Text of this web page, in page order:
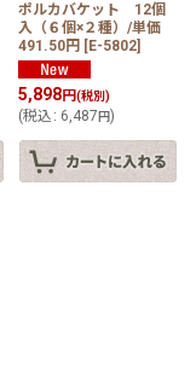
ポルカバケット 12個
入（６個×２種）/単価
491.50円 [E-5802]
5,898円(税別)
(税込 : 6,487円)